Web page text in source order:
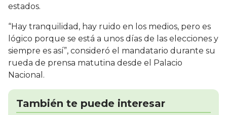
estados.
“Hay tranquilidad, hay ruido en los medios, pero es
lógico porque se está a unos días de las elecciones y
siempre es así”, consideró el mandatario durante su
rueda de prensa matutina desde el Palacio
Nacional.
También te puede interesar